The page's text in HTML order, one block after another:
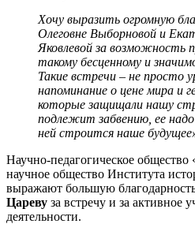
Хочу выразить огромную
Олеговне Выборновой и
Яковлевой за возможность
такому бесценному и
Такие встречи – не просто
напоминание о цене мира и
которые защищали нашу
подлежит забвению, ее
ней строится наше
Научно-педагогическое
научное общество Института
выражают большую
Цареву за встречу и за активное
деятельности.